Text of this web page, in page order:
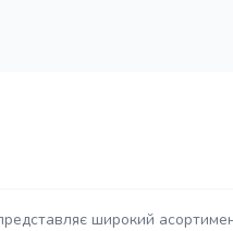
широкий